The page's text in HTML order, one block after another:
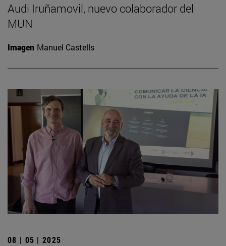
Audi Iruñamovil, nuevo colaborador del
MUN
Imagen Manuel Castells
08 | 05 | 2025